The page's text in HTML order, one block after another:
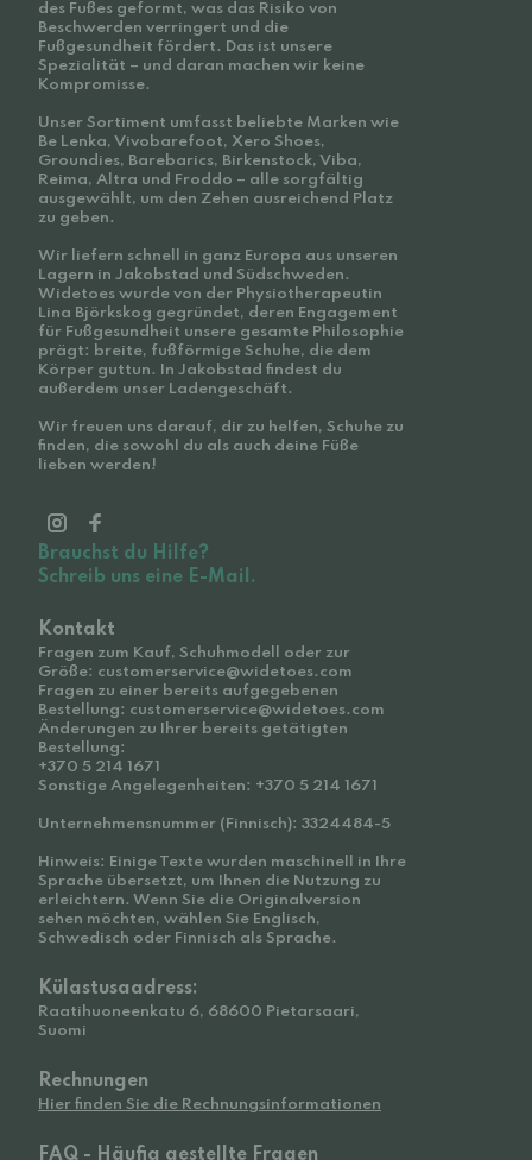
des Fußes geformt, was das Risiko von
Beschwerden verringert und die
Fußgesundheit fördert. Das ist unsere
Spezialität – und daran machen wir keine
Kompromisse.
Unser Sortiment umfasst beliebte Marken wie
Be Lenka, Vivobarefoot, Xero Shoes,
Groundies, Barebarics, Birkenstock, Viba,
Reima, Altra und Froddo – alle sorgfältig
ausgewählt, um den Zehen ausreichend Platz
zu geben.
Wir liefern schnell in ganz Europa aus unseren
Lagern in Jakobstad und Südschweden.
Widetoes wurde von der Physiotherapeutin
Lina Björkskog gegründet, deren Engagement
für Fußgesundheit unsere gesamte Philosophie
prägt: breite, fußförmige Schuhe, die dem
Körper guttun. In Jakobstad findest du
außerdem unser Ladengeschäft.
Wir freuen uns darauf, dir zu helfen, Schuhe zu
finden, die sowohl du als auch deine Füße
lieben werden!
Brauchst du Hilfe?
Schreib uns eine E-Mail.
Kontakt
Fragen zum Kauf, Schuhmodell oder zur
Größe: customerservice@widetoes.com
Fragen zu einer bereits aufgegebenen
Bestellung: customerservice@widetoes.com
Änderungen zu Ihrer bereits getätigten
Bestellung:
+370 5 214 1671
Sonstige Angelegenheiten: +370 5 214 1671
Unternehmensnummer (Finnisch): 3324484-5
Hinweis: Einige Texte wurden maschinell in Ihre
Sprache übersetzt, um Ihnen die Nutzung zu
erleichtern. Wenn Sie die Originalversion
sehen möchten, wählen Sie Englisch,
Schwedisch oder Finnisch als Sprache.
Külastusaadress:
Raatihuoneenkatu 6, 68600 Pietarsaari,
Suomi
Rechnungen
Hier finden Sie die Rechnungsinformationen
FAQ - Häufig gestellte Fragen